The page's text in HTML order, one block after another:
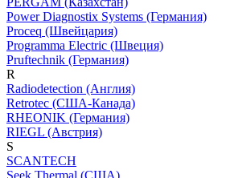
Power Diagnostix Systems (Германия)
Proceq (Швейцария)
Programma Electric (Швеция)
Pruftechnik (Германия)
R
Radiodetection (Англия)
Retrotec (США-Канада)
RHEONIK (Германия)
RIEGL (Австрия)
S
SCANTECH
Seek Thermal (США)